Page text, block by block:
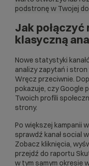
podstronę w Twojej
Jak połączyć
klasyczną
Nowe statystyki
analizy zapytań i
Wręcz przeciwnie.
pokazuje, czy Google
Twoich profili
strony.
Po większej kampanii
sprawdź kanał social
Zobacz kliknięcia,
przejdź do raportu
w tym samym okresie